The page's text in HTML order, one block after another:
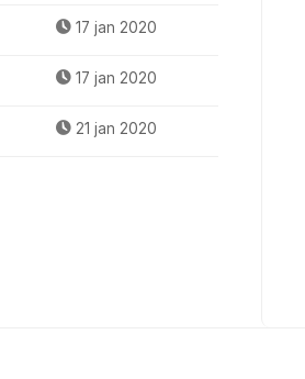
17 jan 2020
17 jan 2020
21 jan 2020